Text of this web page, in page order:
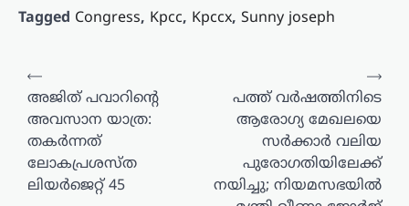
Tagged Congress, Kpcc, Kpccx, Sunny joseph
പോസ്റ്റുകളിലൂടെ
⟵
അജിത് പവാറിന്റെ
അവസാന യാത്ര:
തകർന്നത്
ലോകപ്രശസ്ത
ലിയർജെറ്റ് 45
പത്ത് വർഷത്തിനിടെ
ആരോഗ്യ മേഖലയെ
സർക്കാർ വലിയ
പുരോഗതിയിലേക്ക്
നയിച്ചു; നിയമസഭയിൽ
⟶